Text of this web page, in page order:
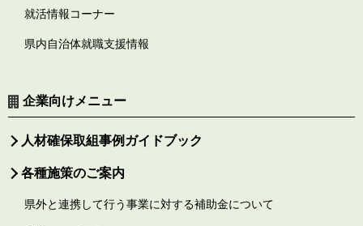
就活情報コーナー
県内自治体就職支援情報
企業向けメニュー
人材確保取組事例ガイドブック
各種施策のご案内
県外と連携して行う事業に対する補助金について